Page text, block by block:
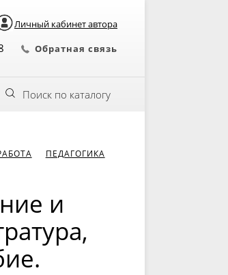
Личный кабинет автора
Обратная связь
Поиск по каталогу
ПЕДАГОГИКА
и